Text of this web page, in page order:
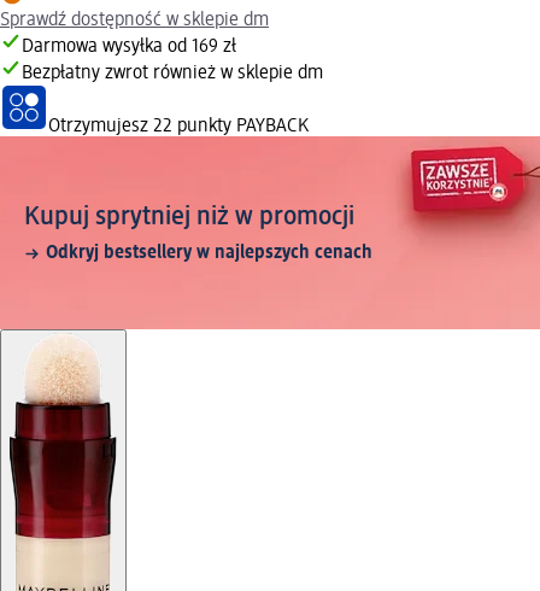
Sprawdź dostępność w sklepie dm
Darmowa wysyłka od 169 zł
Bezpłatny zwrot również w sklepie dm
Otrzymujesz 22 punkty PAYBACK
Kupuj sprytniej niż w promocji
Odkryj bestsellery w najlepszych cenach